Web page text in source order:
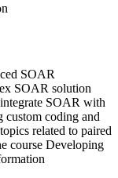
SOAR
SOAR solution
SOAR with
custom coding and
related to paired
course Developing